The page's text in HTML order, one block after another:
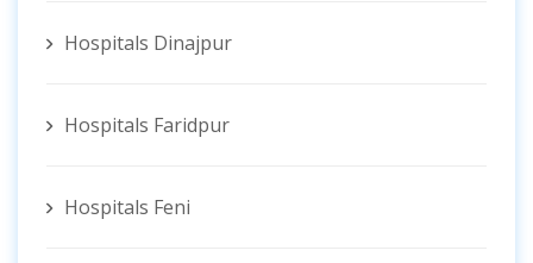
Hospitals Dinajpur
Hospitals Faridpur
Hospitals Feni